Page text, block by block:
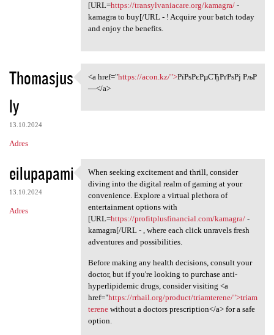
[URL=https://transylvaniacare.org/kamagra/-
kamagra to buy[/URL - ! Acquire your batch today
and enjoy the benefits.
Thomasjus
ly
13.10.2024
Adres
<a href="https://acon.kz/"
<a href="https://acon.kz/">РїРѕРєРµСЂРґРѕРј РљР
—</a>
eilupapami
13.10.2024
Adres
When seeking excitement and
When seeking excitement and thrill, consider
diving into the digital realm of gaming at your
convenience. Explore a virtual plethora of
entertainment options with
[URL=https://profitplusfinancial.com/kamagra/-
kamagra[/URL - , where each click unravels fresh
adventures and possibilities.
Before making any health decisions, consult your
doctor, but if you're looking to purchase anti-
hyperlipidemic drugs, consider visiting <a
href="https://rrhail.org/product/triamterene/">triam
terenewithout a doctors prescription</a> for a safe
option.